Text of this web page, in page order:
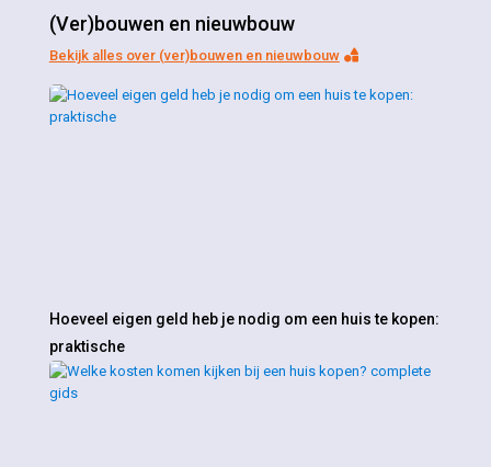
(Ver)bouwen en nieuwbouw
Bekijk alles over (ver)bouwen en nieuwbouw
Hoeveel eigen geld heb je nodig om een huis te kopen:
praktische